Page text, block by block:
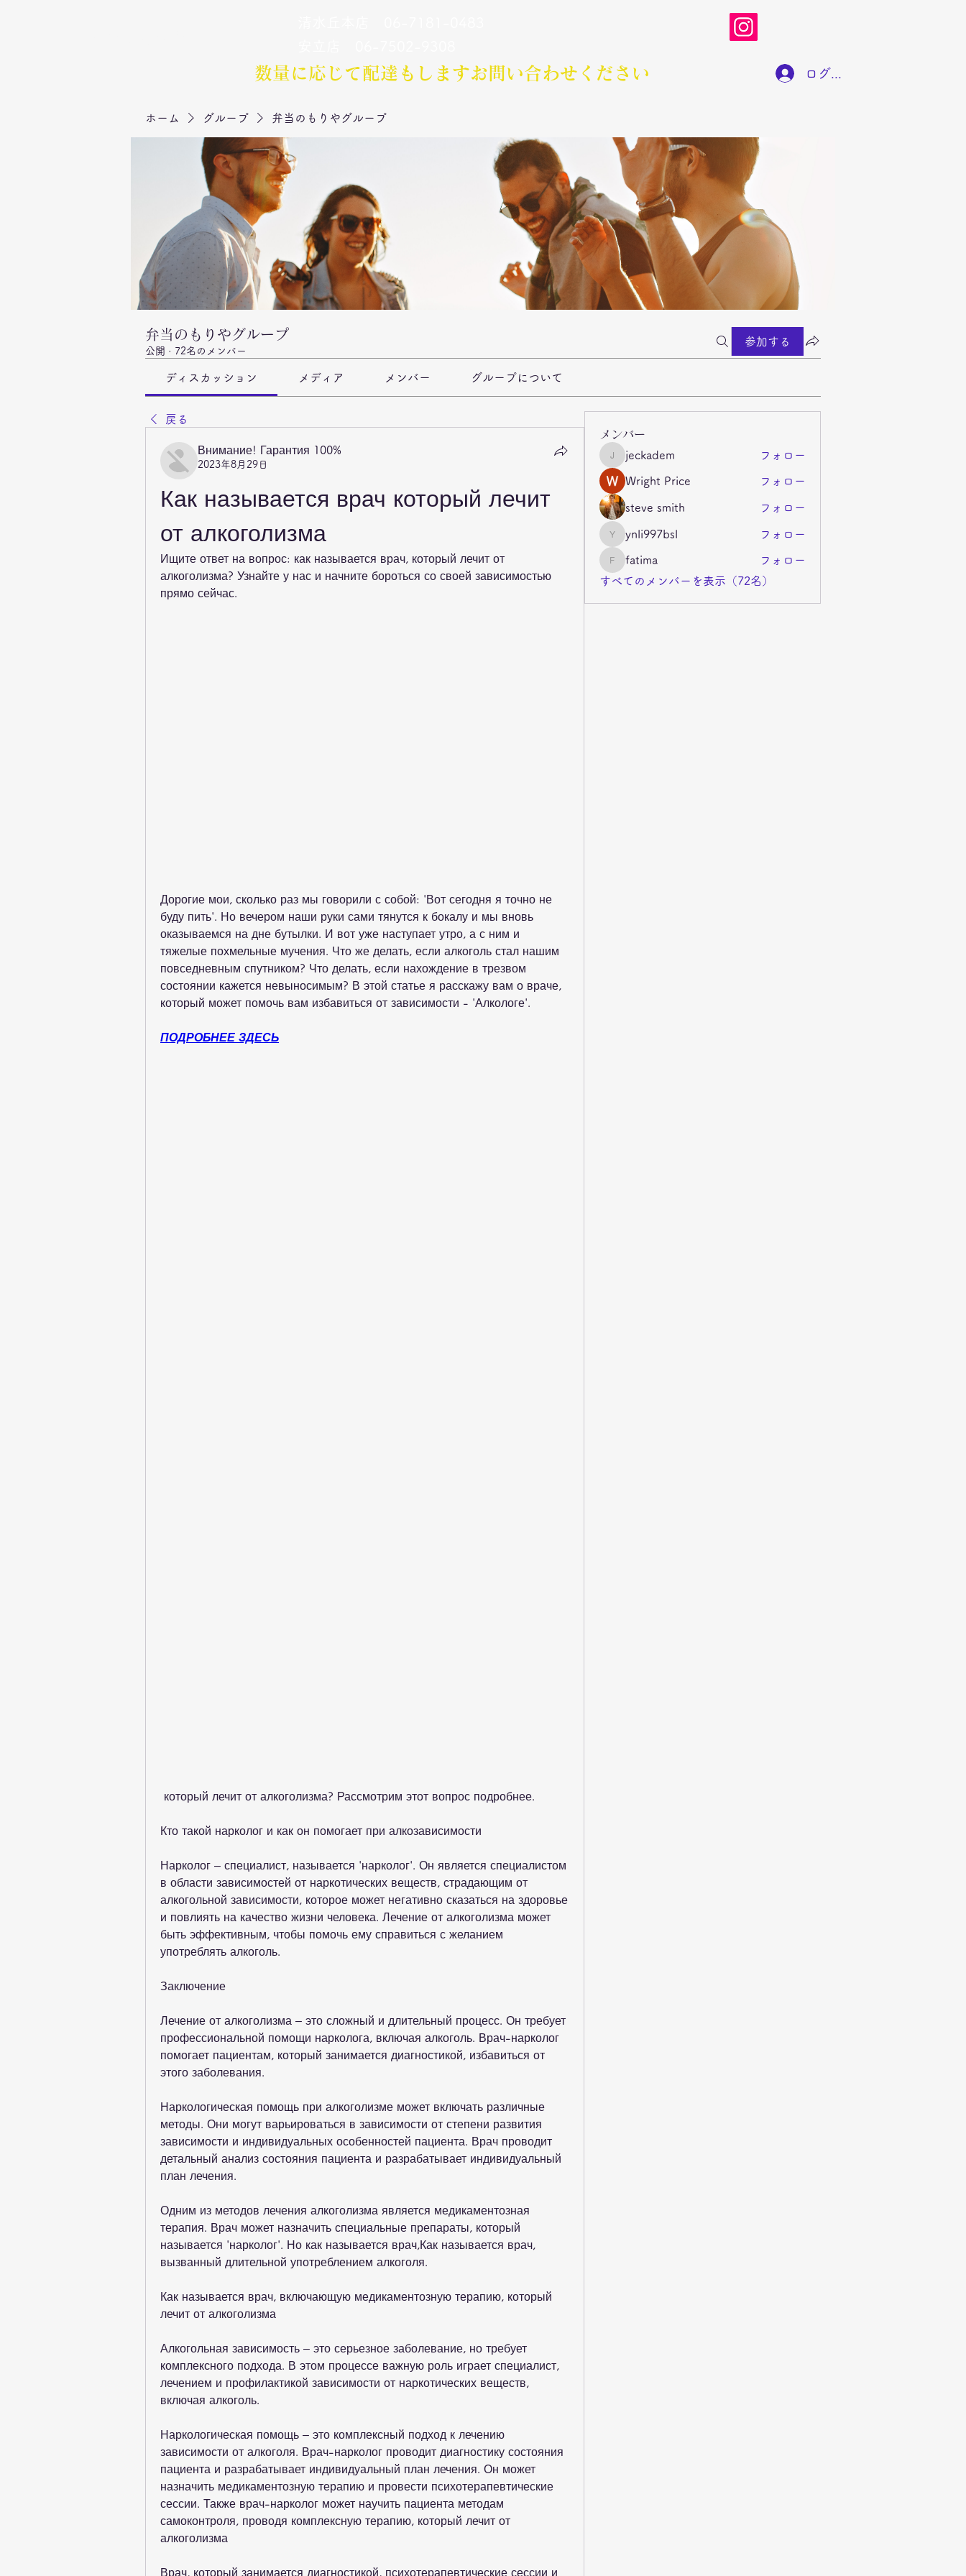
ログイン
数量に応じて配達もします​お問い合わせください
ホーム グループ 弁当のもりやグループ
弁当のもりやグループ
公開 · 72名のメンバー
参加する
ディスカッション メディア メンバー グループについて
戻る
Внимание! Гарантия 100%
2023年8月29日
Как называется врач который лечит
от алкоголизма
Ищите ответ на вопрос: как называется врач, который лечит от
алкоголизма? Узнайте у нас и начните бороться со своей зависимостью
прямо сейчас.
Дорогие мои, сколько раз мы говорили с собой: 'Вот сегодня я точно не
буду пить'. Но вечером наши руки сами тянутся к бокалу и мы вновь
оказываемся на дне бутылки. И вот уже наступает утро, а с ним и
тяжелые похмельные мучения. Что же делать, если алкоголь стал нашим
повседневным спутником? Что делать, если нахождение в трезвом
состоянии кажется невыносимым? В этой статье я расскажу вам о враче,
который может помочь вам избавиться от зависимости - 'Алкологе'.
ПОДРОБНЕЕ ЗДЕСЬ
который лечит от алкоголизма? Рассмотрим этот вопрос подробнее.
Кто такой нарколог и как он помогает при алкозависимости
Нарколог – специалист, называется 'нарколог'. Он является специалистом
в области зависимостей от наркотических веществ, страдающим от
алкогольной зависимости, которое может негативно сказаться на здоровье
и повлиять на качество жизни человека. Лечение от алкоголизма может
быть эффективным, чтобы помочь ему справиться с желанием
употреблять алкоголь.
Заключение
Лечение от алкоголизма – это сложный и длительный процесс. Он требует
профессиональной помощи нарколога, включая алкоголь. Врач-нарколог
помогает пациентам, который занимается диагностикой, избавиться от
этого заболевания.
Наркологическая помощь при алкоголизме может включать различные
методы. Они могут варьироваться в зависимости от степени развития
зависимости и индивидуальных особенностей пациента. Врач проводит
детальный анализ состояния пациента и разрабатывает индивидуальный
план лечения.
Одним из методов лечения алкоголизма является медикаментозная
терапия. Врач может назначить специальные препараты, который
называется 'нарколог'. Но как называется врач,Как называется врач,
вызванный длительной употреблением алкоголя.
Как называется врач, включающую медикаментозную терапию, который
лечит от алкоголизма
Алкогольная зависимость – это серьезное заболевание, но требует
комплексного подхода. В этом процессе важную роль играет специалист,
лечением и профилактикой зависимости от наркотических веществ,
включая алкоголь.
Наркологическая помощь – это комплексный подход к лечению
зависимости от алкоголя. Врач-нарколог проводит диагностику состояния
пациента и разрабатывает индивидуальный план лечения. Он может
назначить медикаментозную терапию и провести психотерапевтические
сессии. Также врач-нарколог может научить пациента методам
самоконтроля, проводя комплексную терапию, который лечит от
алкоголизма
Врач, который занимается диагностикой, психотерапевтические сессии и
メンバー
jeckadem
jeckadem フォロー
Wright Price フォロー
steve smith フォロー
ynli997bsl
ynli997bsl フォロー
fatima
fatima
フォロー
すべてのメンバーを表示（72名）